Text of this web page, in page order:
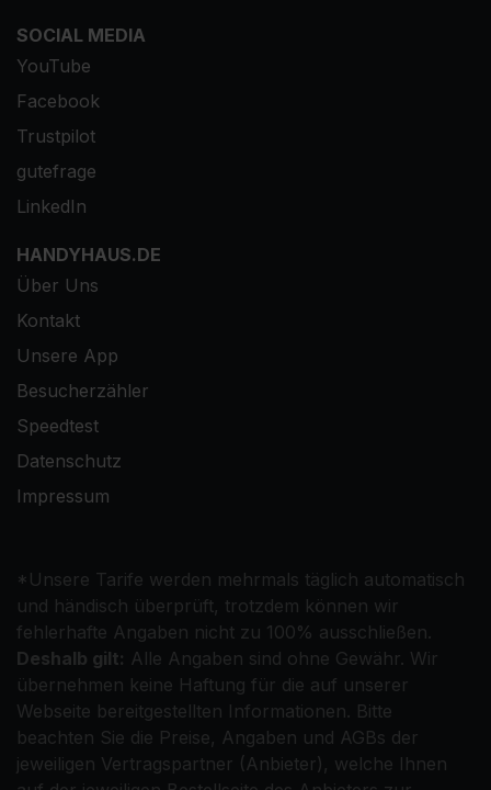
SOCIAL MEDIA
YouTube
Facebook
Trustpilot
gutefrage
LinkedIn
HANDYHAUS.DE
Über Uns
Kontakt
Unsere App
Besucherzähler
Speedtest
Datenschutz
Impressum
*Unsere Tarife werden mehrmals täglich automatisch
und händisch überprüft, trotzdem können wir
fehlerhafte Angaben nicht zu 100% ausschließen.
Deshalb gilt: Alle Angaben sind ohne Gewähr. Wir
übernehmen keine Haftung für die auf unserer
Webseite bereitgestellten Informationen. Bitte
beachten Sie die Preise, Angaben und AGBs der
jeweiligen Vertragspartner (Anbieter), welche Ihnen